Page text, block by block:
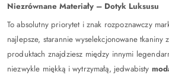
Niezrównane Materiały – Dotyk Luksusu
To absolutny priorytet i znak rozpoznawczy
najlepsze, starannie wyselekcjonowane tkaniny
produktach znajdziesz między innymi
niezwykle miękką i wytrzymałą, jedwabisty